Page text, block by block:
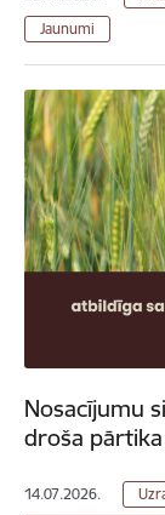
Jaunumi
Nosacījumu
droša
14.07.2026.